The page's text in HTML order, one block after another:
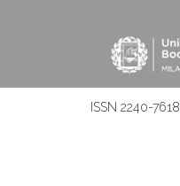
ISSN 2240-7618